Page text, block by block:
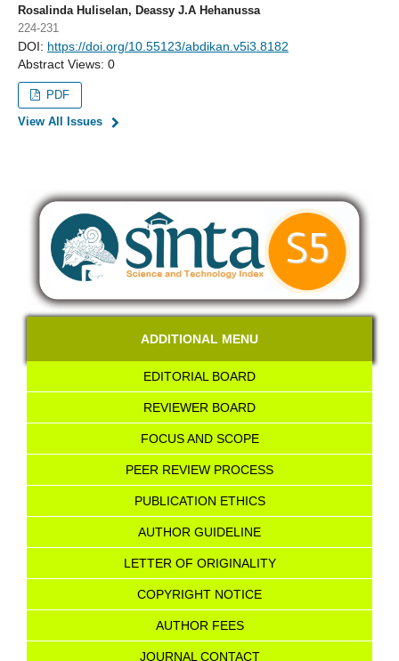
Rosalinda Huliselan, Deassy J.A Hehanussa
224-231
DOI: https://doi.org/10.55123/abdikan.v5i3.8182
Abstract Views: 0
PDF
View All Issues
ADDITIONAL MENU
EDITORIAL BOARD
REVIEWER BOARD
FOCUS AND SCOPE
PEER REVIEW PROCESS
PUBLICATION ETHICS
AUTHOR GUIDELINE
LETTER OF ORIGINALITY
COPYRIGHT NOTICE
AUTHOR FEES
JOURNAL CONTACT